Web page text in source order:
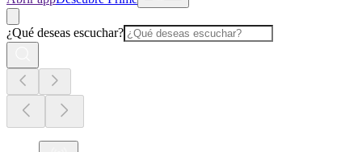
¿Qué deseas escuchar?